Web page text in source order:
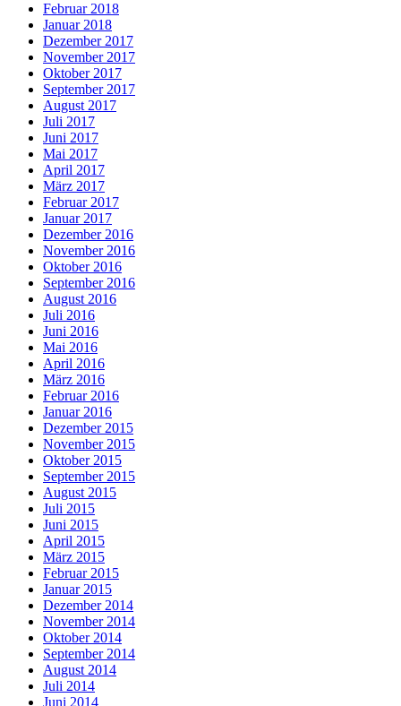
Februar 2018
Januar 2018
Dezember 2017
November 2017
Oktober 2017
September 2017
August 2017
Juli 2017
Juni 2017
Mai 2017
April 2017
März 2017
Februar 2017
Januar 2017
Dezember 2016
November 2016
Oktober 2016
September 2016
August 2016
Juli 2016
Juni 2016
Mai 2016
April 2016
März 2016
Februar 2016
Januar 2016
Dezember 2015
November 2015
Oktober 2015
September 2015
August 2015
Juli 2015
Juni 2015
April 2015
März 2015
Februar 2015
Januar 2015
Dezember 2014
November 2014
Oktober 2014
September 2014
August 2014
Juli 2014
Juni 2014